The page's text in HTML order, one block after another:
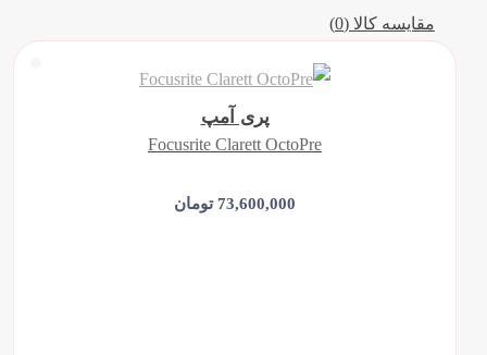
مقایسه کالا (0)
پری آمپ
Focusrite Clarett OctoPre
73,600,000 تومان